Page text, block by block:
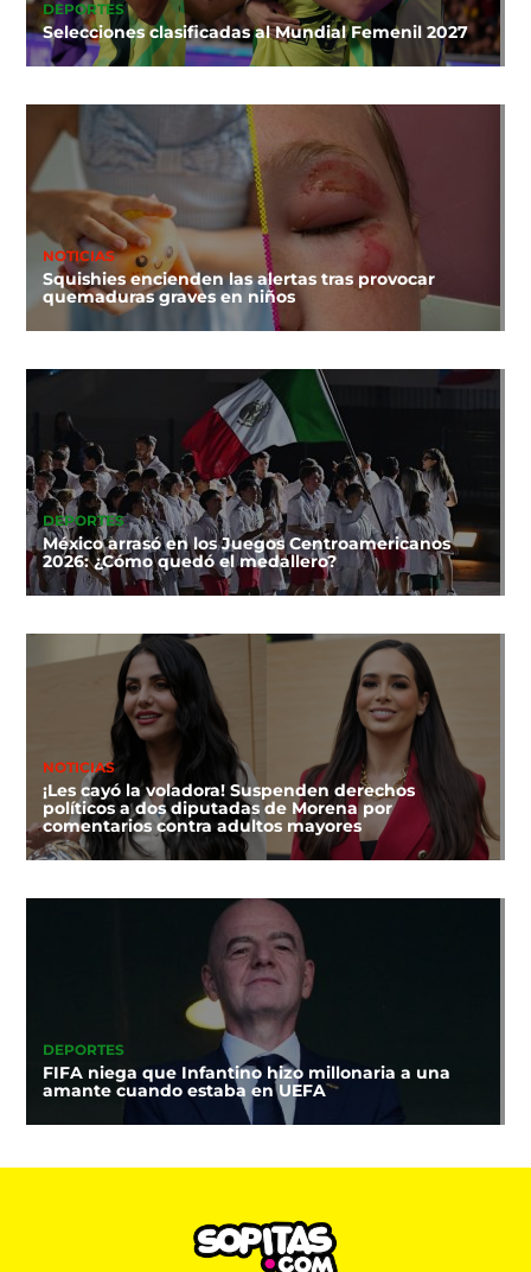
DEPORTES
Selecciones clasificadas al Mundial Femenil 2027
NOTICIAS
Squishies encienden las alertas tras provocar
quemaduras graves en niños
DEPORTES
México arrasó en los Juegos Centroamericanos
2026: ¿Cómo quedó el medallero?
NOTICIAS
¡Les cayó la voladora! Suspenden derechos
políticos a dos diputadas de Morena por
comentarios contra adultos mayores
DEPORTES
FIFA niega que Infantino hizo millonaria a una
amante cuando estaba en UEFA